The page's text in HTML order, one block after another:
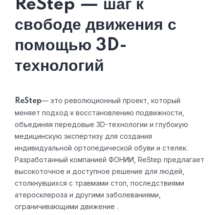
ReStep — шаг к
свободе движения с
помощью 3D-
технологий
ReStep— это революционный проект, который
меняет подход к восстановлению подвижности,
объединяя передовые 3D-технологии и глубокую
медицинскую экспертизу для создания
индивидуальной ортопедической обуви и стелек.
Разработанный компанией ФОНИИ, ReStep предлагает
высокоточное и доступное решение для людей,
столкнувшихся с травмами стоп, последствиями
атеросклероза и другими заболеваниями,
ограничивающими движение .